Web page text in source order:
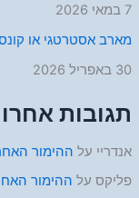
7 במאי 2026
מארב אסטרטגי או
30 באפריל 2026
תגובות
אנדריי על ההימור
פליקסעל ההימור